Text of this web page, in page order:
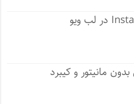
بدون مانیتور و کیبرد